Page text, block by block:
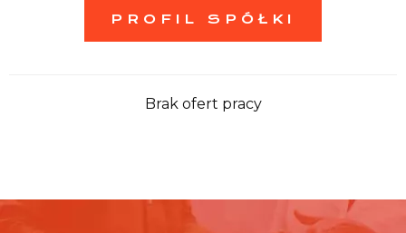
PROFIL SPÓŁKI
Brak ofert pracy